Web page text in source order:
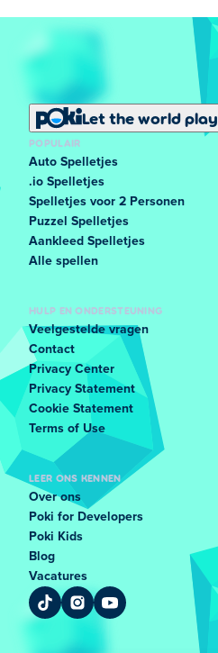
Let the world play
POPULAIR
Auto Spelletjes
.io Spelletjes
Spelletjes voor 2 Personen
Puzzel Spelletjes
Aankleed Spelletjes
Alle spellen
HULP EN ONDERSTEUNING
Veelgestelde vragen
Contact
Privacy Center
Privacy Statement
Cookie Statement
Terms of Use
LEER ONS KENNEN
Over ons
Poki for Developers
Poki Kids
Blog
Vacatures